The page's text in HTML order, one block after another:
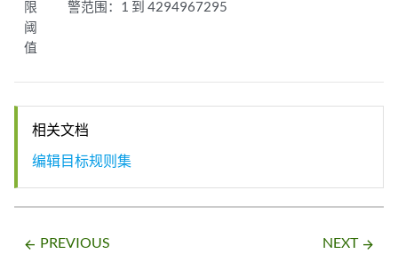
限
阈
值
警范围：1 到 4294967295
相关文档
编辑目标规则集
arrow_backward PREVIOUS NEXT arrow_forward